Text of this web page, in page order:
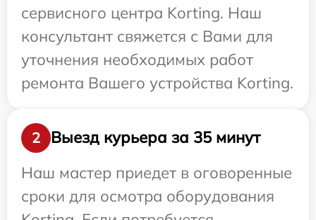
сервисного центра Korting. Наш
консультант свяжется с Вами для
уточнения необходимых работ
ремонта Вашего устройства Korting.
2
Выезд курьера за 35 минут
Наш мастер приедет в оговоренные
сроки для осмотра оборудования